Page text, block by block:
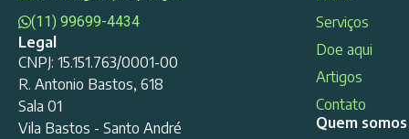
(11) 99699-4434
Legal
CNPJ: 15.151.763/0001-00
R. Antonio Bastos, 618
Sala 01
Vila Bastos - Santo André
Serviços
Doe aqui
Artigos
Contato
Quem somos